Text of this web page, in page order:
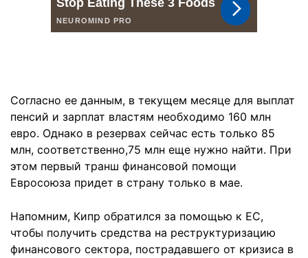
Согласно ее данным, в текущем месяце для выплат
пенсий и зарплат властям необходимо 160 млн
евро. Однако в резервах сейчас есть только 85
млн, соответственно,75 млн еще нужно найти. При
этом первый транш финансовой помощи
Евросоюза придет в страну только в мае.
Напомним, Кипр обратился за помощью к ЕС,
чтобы получить средства на реструктуризацию
финансового сектора, пострадавшего от кризиса в